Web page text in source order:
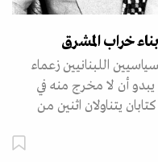
خراب المشرق
السياسيين اللبنانيين زعماء
أن لا مخرج منه في
يتناولان اثنين من